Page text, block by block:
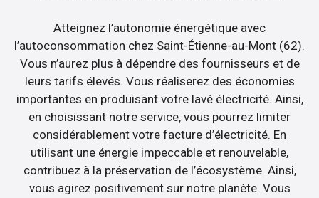
Atteignez l’autonomie énergétique avec
l’autoconsommation chez Saint-Étienne-au-Mont (62).
Vous n’aurez plus à dépendre des fournisseurs et de
leurs tarifs élevés. Vous réaliserez des économies
importantes en produisant votre lavé électricité. Ainsi,
en choisissant notre service, vous pourrez limiter
considérablement votre facture d’électricité. En
utilisant une énergie impeccable et renouvelable,
contribuez à la préservation de l’écosystème. Ainsi,
vous agirez positivement sur notre planète. Vous